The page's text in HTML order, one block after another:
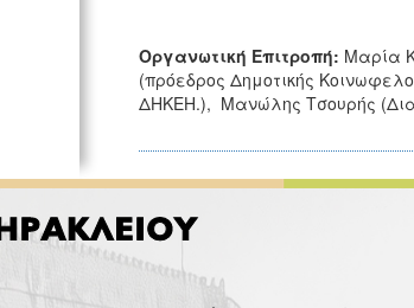
Οργανωτική Επιτροπή: Μαρία
(πρόεδρος Δημοτικής
ΔΗΚΕΗ.), Μανώλης Τσουρής